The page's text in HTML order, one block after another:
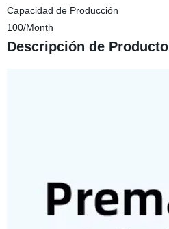
Capacidad de Producción
100/Month
Descripción de Producto